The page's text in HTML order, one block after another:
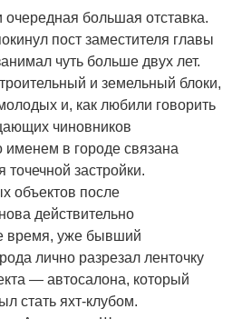
большая отставка.
пост заместителя главы
чуть больше двух лет.
и земельный блоки,
и, как любили говорить
чиновников
в городе связана
точечной застройки.
объектов после
действительно
время, уже бывший
лично разрезал ленточку
— автосалона, который
стать яхт-клубом.